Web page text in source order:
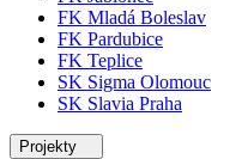
FK Mladá Boleslav
FK Pardubice
FK Teplice
SK Sigma Olomouc
SK Slavia Praha
Projekty